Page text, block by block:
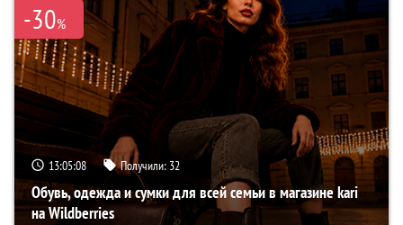
-30%
13:05:07 Получили: 32
Обувь, одежда и сумки для всей семьи в магазине kari
на Wildberries